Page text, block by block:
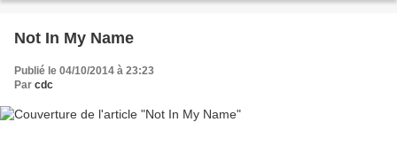
Not In My Name
Publié le 04/10/2014 à 23:23
Par cdc